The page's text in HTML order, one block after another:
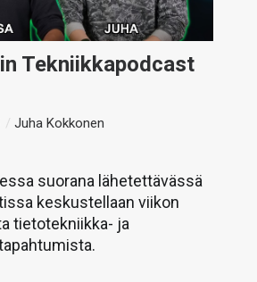
Tekniikkapodcast
/Juha Kokkonen
suorana lähetettävässä
keskustellaan viikon
tietotekniikka- ja